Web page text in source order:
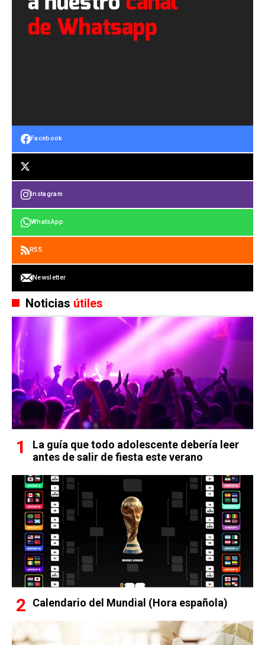
Facebook
Instagram
WhatsApp
RSS
Newsletter
Noticias útiles
La guía que todo adolescente debería leer
antes de salir de fiesta este verano
Calendario del Mundial (Hora española)